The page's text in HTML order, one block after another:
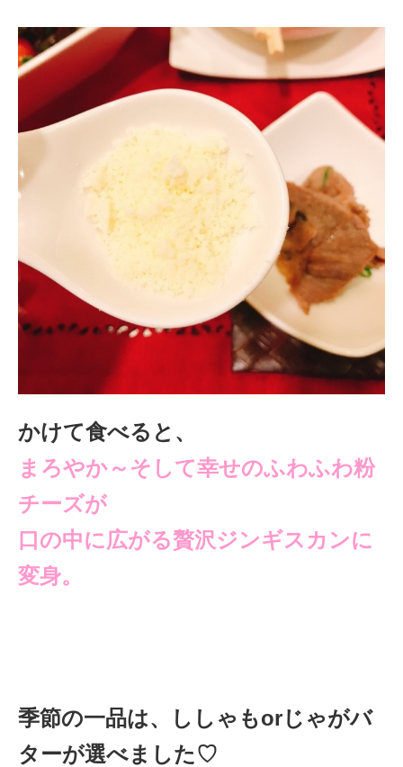
かけて食べると、
まろやか～そして幸せのふわふわ粉
チーズが
口の中に広がる贅沢ジンギスカンに
変身。
季節の一品は、ししゃもorじゃがバ
ターが選べました♡